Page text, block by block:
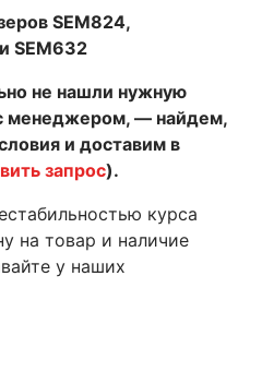
SEM824,
SEM632
не нашли нужную
менеджером, — найдем,
и доставим в
запрос).
курса
на товар и наличие
у наших